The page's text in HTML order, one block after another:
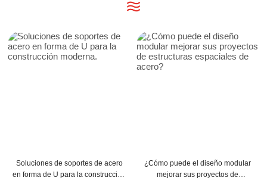
puede el diseño modular
sus proyectos de
¿Cómo pueden las correas C y Z
mejorar la estructura de su